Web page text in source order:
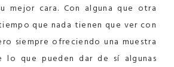
mejor cara. Con alguna que otra
que nada tienen que ver con
siempre ofreciendo una muestra
que pueden dar de sí algunas